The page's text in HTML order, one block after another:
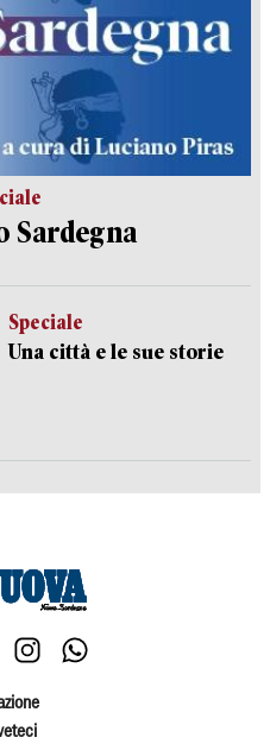
Sardegna
Speciale
Una città e le sue storie